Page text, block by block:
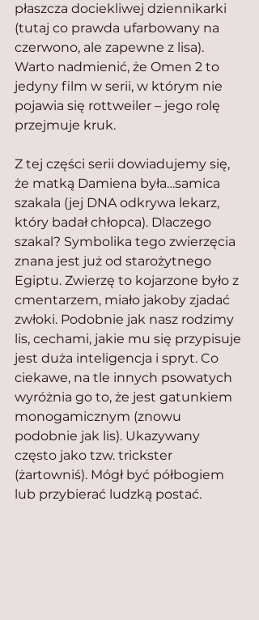
płaszcza dociekliwej dziennikarki
(tutaj co prawda ufarbowany na
czerwono, ale zapewne z lisa).
Warto nadmienić, że Omen 2 to
jedyny film w serii, w którym nie
pojawia się rottweiler – jego rolę
przejmuje kruk.
Z tej części serii dowiadujemy się,
że matką Damiena była…samica
szakala (jej DNA odkrywa lekarz,
który badał chłopca). Dlaczego
szakal? Symbolika tego zwierzęcia
znana jest już od starożytnego
Egiptu. Zwierzę to kojarzone było z
cmentarzem, miało jakoby zjadać
zwłoki. Podobnie jak nasz rodzimy
lis, cechami, jakie mu się przypisuje
jest duża inteligencja i spryt. Co
ciekawe, na tle innych psowatych
wyróżnia go to, że jest gatunkiem
monogamicznym (znowu
podobnie jak lis). Ukazywany
często jako tzw. trickster
(żartowniś). Mógł być półbogiem
lub przybierać ludzką postać.